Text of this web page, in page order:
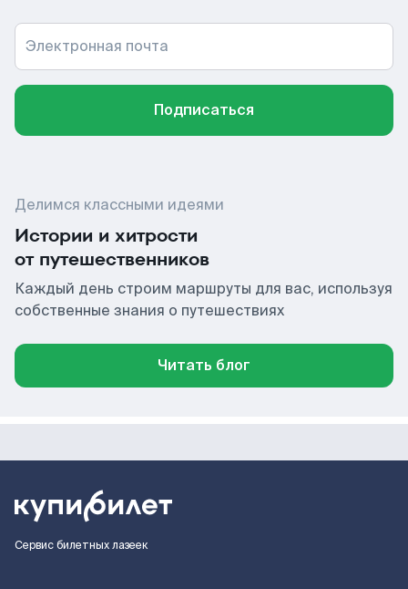
Электронная почта
Подписаться
Делимся классными идеями
Истории и хитрости
от путешественников
Каждый день строим маршруты для вас, используя
собственные знания о путешествиях
Читать блог
Сервис билетных лазеек